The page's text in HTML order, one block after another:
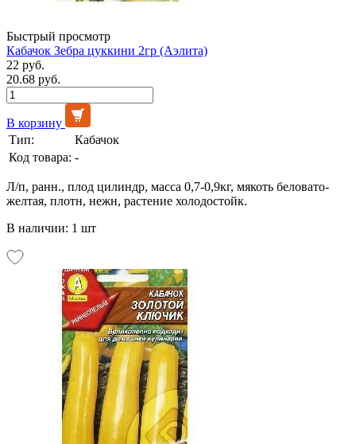
Быстрый просмотр
Кабачок Зебра цуккини 2гр (Аэлита)
22 руб.
20.68 руб.
В корзину
Тип:
Кабачок
Код товара: -
Л/п, ранн., плод цилиндр, масса 0,7-0,9кг, мякоть беловато-
желтая, плотн, нежн, растение холодостойк.
В наличии: 1 шт